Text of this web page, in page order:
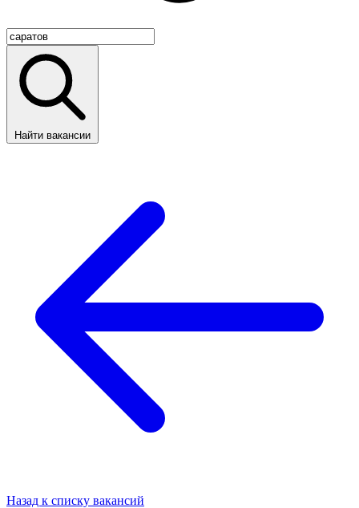
Найти вакансии
Назад к списку вакансий